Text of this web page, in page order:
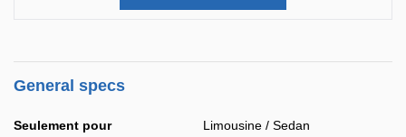
General specs
Seulement pour Limousine / Sedan